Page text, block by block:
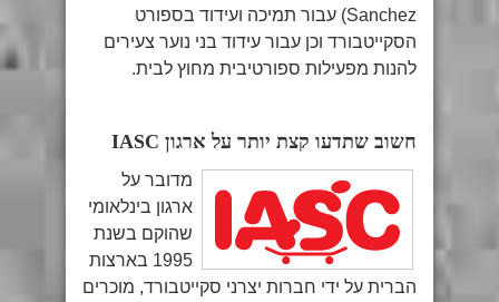
Sanchez) עבור תמיכה ועידוד בספורט
הסקייטבורד וכן עבור עידוד בני נוער צעירים
להנות מפעילות ספורטיבית מחוץ לבית.
חשוב שתדעו קצת יותר על ארגון IASC
מדובר על
ארגון בינלאומי
שהוקם בשנת
1995 בארצות
הברית על ידי חברות יצרני סקייטבורד, מוכרים